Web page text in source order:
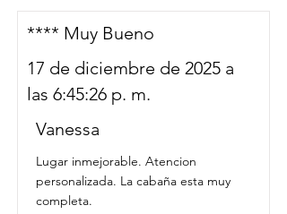
**** Muy Bueno
17 de diciembre de 2025 a
las 6:45:26 p. m.
Vanessa
Lugar inmejorable. Atencion
personalizada. La cabaña esta muy
completa.